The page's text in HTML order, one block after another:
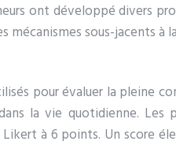
ont développé divers
sous-jacents à
pour évaluer la pleine
la vie quotidienne. Les
à 6 points. Un score